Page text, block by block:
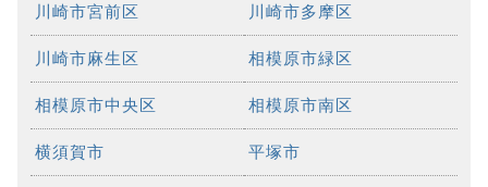
川崎市宮前区 川崎市多摩区
川崎市麻生区 相模原市緑区
相模原市中央区 相模原市南区
横須賀市 平塚市